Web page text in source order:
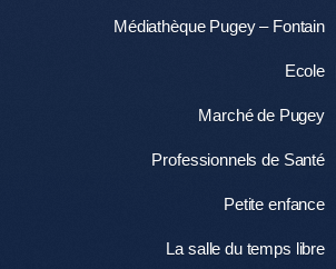
Médiathèque Pugey – Fontain
Ecole
Marché de Pugey
Professionnels de Santé
Petite enfance
La salle du temps libre